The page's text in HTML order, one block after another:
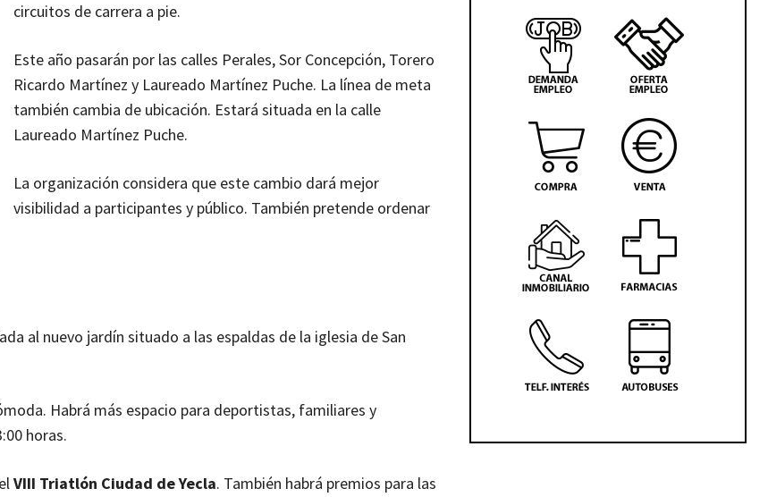
circuitos de carrera a pie.
Este año pasarán por las calles Perales, Sor Concepción, Torero
Ricardo Martínez y Laureado Martínez Puche. La línea de meta
también cambia de ubicación. Estará situada en la calle
Laureado Martínez Puche.
La organización considera que este cambio dará mejor
visibilidad a participantes y público. También pretende ordenar
al nuevo jardín situado a las espaldas de la iglesia de San
Habrá más espacio para deportistas, familiares y
horas.
VIII Triatlón Ciudad de Yecla. También habrá premios para las